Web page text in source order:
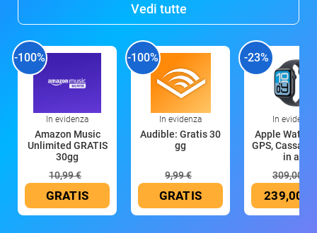
Vedi tutte
-100%
In evidenza
Amazon Music
Unlimited GRATIS
30gg
10,99 €
GRATIS
-100%
In evidenza
Audible: Gratis 30
gg
9,99 €
GRATIS
-23%
In evidenza
Apple Watch
GPS, Cassa
in all
309,00 €
239,00 €